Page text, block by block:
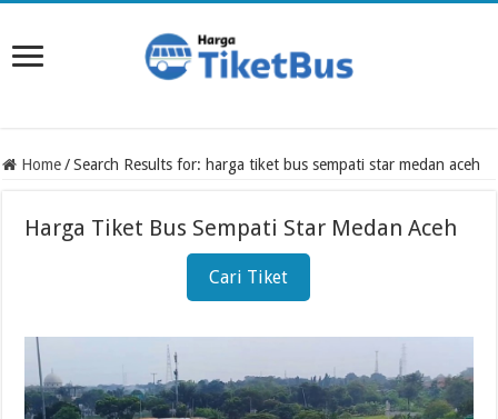
Home / Search Results for: harga tiket bus sempati star medan aceh
Harga Tiket Bus Sempati Star Medan Aceh
Cari Tiket